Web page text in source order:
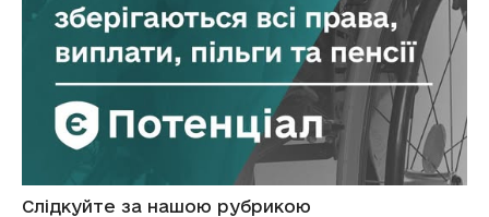
Слідкуйте за нашою рубрикою